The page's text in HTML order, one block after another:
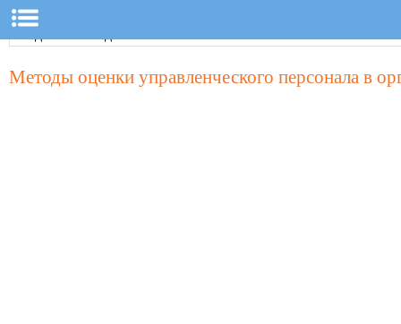
Методы оценки управленческого персонала в